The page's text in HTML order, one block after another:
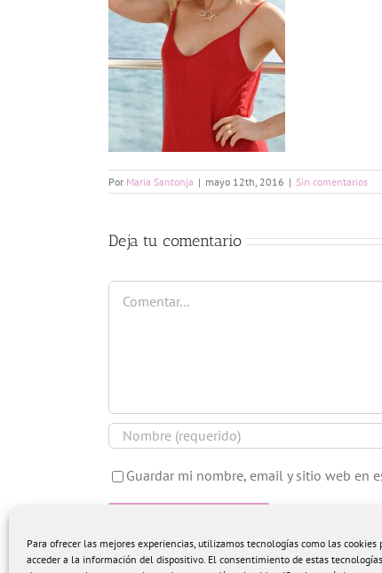
Para ofrecer las mejores experiencias, utilizamos tecnologías como las
acceder a la información del dispositivo. El consentimiento de estas
Por Maria Santonja | mayo 12th, 2016 | Sin comentarios
Deja tu comentario
Comentar
Guardar mi nombre, email y sitio web en